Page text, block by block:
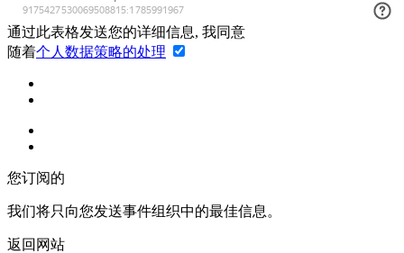
通过此表格发送您的详细信息, 我同意
随着个人数据策略的处理
您订阅的
我们将只向您发送事件组织中的最佳信息。
返回网站